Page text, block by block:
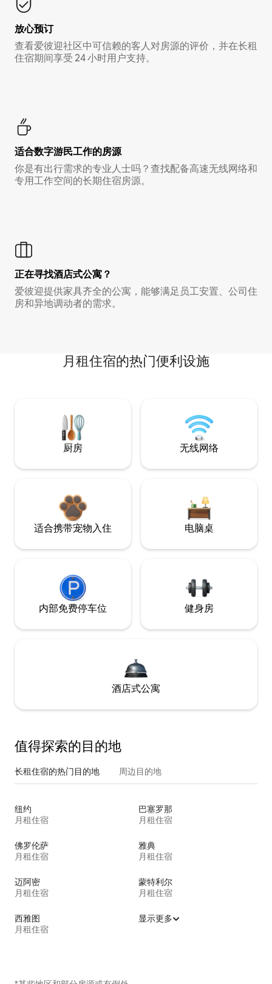
放心预订
查看爱彼迎社区中可信赖的客人对房源的评价，并在长租
住宿期间享受 24 小时用户支持。
适合数字游民工作的房源
你是有出行需求的专业人士吗？查找配备高速无线网络和
专用工作空间的长期住宿房源。
正在寻找酒店式公寓？
爱彼迎提供家具齐全的公寓，能够满足员工安置、公司住
房和异地调动者的需求。
月租住宿的热门便利设施
厨房 无线网络
适合携带宠物入住 电脑桌
内部免费停车位 健身房
酒店式公寓
值得探索的目的地
长租住宿的热门目的地 周边目的地
纽约
月租住宿
巴塞罗那
月租住宿
佛罗伦萨
月租住宿
雅典
月租住宿
迈阿密
月租住宿
蒙特利尔
月租住宿
西雅图
月租住宿
显示更多